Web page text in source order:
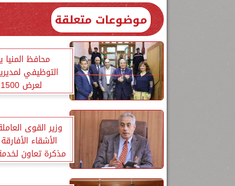
موضوعات متعلقة
محافظ المنيا
التوظيفي
لعرض 1500 فرصة عمل
وزير القوى
الأشقاء
مذكرة تعاون